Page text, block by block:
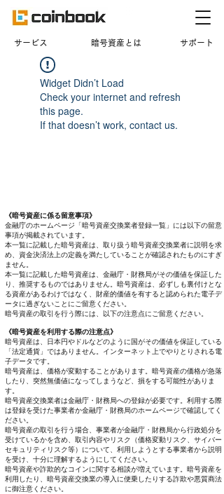
​サービス 暗号資産とは サポート
Widget Didn’t Load
Check your internet and refresh
this page.
If that doesn’t work, contact us.
《暗号資産に係る留意事項》
金融庁のホームページ「暗号資産交換業者登録一覧」には以下の留意
事項が掲載されています。
本一覧に記載した暗号資産は、取り扱う暗号資産交換業者に説明を求
め、資金決済法上の定義を満たしていることが確認されたものにすぎ
ません。
本一覧に記載した暗号資産は、金融庁・財務局がその価値を保証した
り、推奨するものではありません。暗号資産は、必ずしも裏付けとな
る資産があるわけではなく、財産的価値を有すると認められた電子デ
ータに過ぎないことにご留意ください。
暗号資産の取引を行う際には、以下の注意点にご留意ください。
《暗号資産を利用する際の注意点》
暗号資産は、日本円やドルなどのように国がその価値を保証している
「法定通貨」ではありません。インターネット上でやりとりされる電
子データです。
暗号資産は、価格が変動することがあります。暗号資産の価格が急落
したり、突然無価値になってしまうなど、損をする可能性がありま
す。
暗号資産交換業者は金融庁・財務局への登録が必要です。利用する際
は登録を受けた事業者か金融庁・財務局のホームページで確認してく
ださい。
暗号資産の取引を行う場合、事業者が金融庁・財務局から行政処分を
受けているかを含め、取引内容やリスク（価格変動リスク、サイバー
セキュリティリスク等）について、利用しようとする事業者から説明
を受け、十分に理解するようにしてください。
暗号資産や詐欺的なコインに関する相談が増えています。暗号資産を
利用したり、暗号資産交換業の導入に便乗したりする詐欺や悪質商法
に御注意ください。